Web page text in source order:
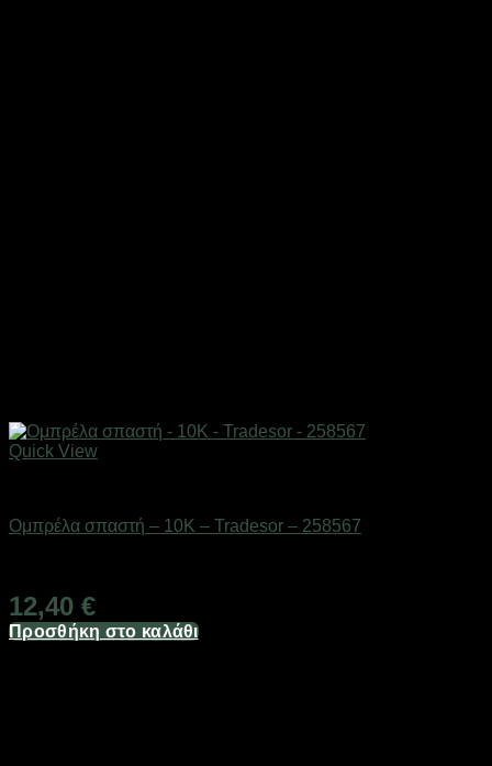
Quick View
Ομπρέλα σπαστή – 10K – Tradesor – 258567
12,40 €
Προσθήκη στο καλάθι